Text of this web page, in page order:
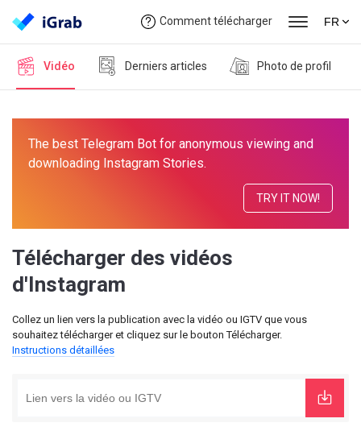
Comment télécharger FR
Vidéo Derniers articles Photo de profil
The best Telegram Bot for anonymous viewing and
downloading Instagram Stories.
TRY IT NOW!
Télécharger des vidéos
d'Instagram
Collez un lien vers la publication avec la vidéo ou IGTV que vous
souhaitez télécharger et cliquez sur le bouton Télécharger.
Instructions détaillées